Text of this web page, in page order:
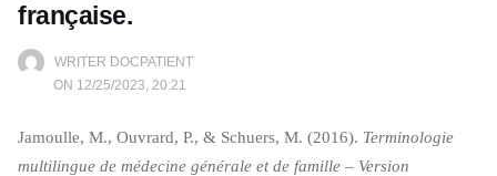
WRITER DOCPATIENT
ON 12/25/2023, 20:21
française.
Jamoulle, M., Ouvrard, P., & Schuers, M. (2016). Terminologie
multilingue de médecine générale et de famille – Version